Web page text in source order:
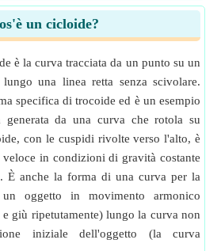
un cicloide?
è la curva tracciata da un punto su un
una linea retta senza scivolare.
specifica di trocoide ed è un esempio
da una curva che rotola su
con le cuspidi rivolte verso l'alto, è
in condizioni di gravità costante
È anche la forma di una curva per la
oggetto in movimento armonico
giù ripetutamente) lungo la curva non
iniziale dell'oggetto (la curva